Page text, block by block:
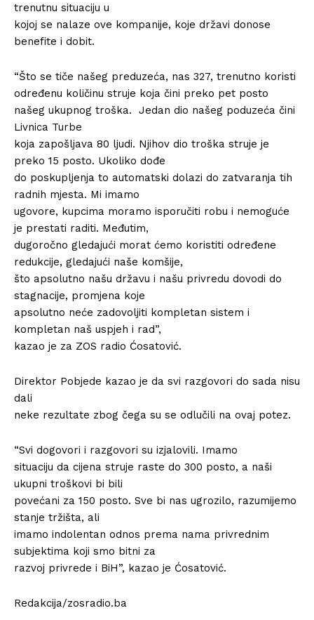
trenutnu situaciju u
kojoj se nalaze ove kompanije, koje državi donose
benefite i dobit.
“Što se tiče našeg preduzeća, nas 327, trenutno koristi
određenu količinu struje koja čini preko pet posto
našeg ukupnog troška. Jedan dio našeg poduzeća čini
Livnica Turbe
koja zapošljava 80 ljudi. Njihov dio troška struje je
preko 15 posto. Ukoliko dođe
do poskupljenja to automatski dolazi do zatvaranja tih
radnih mjesta. Mi imamo
ugovore, kupcima moramo isporučiti robu i nemoguće
je prestati raditi. Međutim,
dugoročno gledajući morat ćemo koristiti određene
redukcije, gledajući naše komšije,
što apsolutno našu državu i našu privredu dovodi do
stagnacije, promjena koje
apsolutno neće zadovoljiti kompletan sistem i
kompletan naš uspjeh i rad”,
kazao je za ZOS radio Ćosatović.
Direktor Pobjede kazao je da svi razgovori do sada nisu
dali
neke rezultate zbog čega su se odlučili na ovaj potez.
“Svi dogovori i razgovori su izjalovili. Imamo
situaciju da cijena struje raste do 300 posto, a naši
ukupni troškovi bi bili
povećani za 150 posto. Sve bi nas ugrozilo, razumijemo
stanje tržišta, ali
imamo indolentan odnos prema nama privrednim
subjektima koji smo bitni za
razvoj privrede i BiH”, kazao je Ćosatović.
Redakcija/zosradio.ba